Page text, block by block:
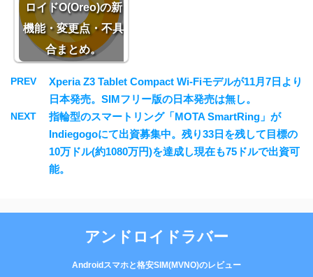
ロイドO(Oreo)の新
機能・変更点・不具
合まとめ。
PREV
Xperia Z3 Tablet Compact Wi-Fiモデルが11月7日より
日本発売。SIMフリー版の日本発売は無し。
NEXT
指輪型のスマートリング「MOTA SmartRing」が
Indiegogoにて出資募集中。残り33日を残して目標の
10万ドル(約1080万円)を達成し現在も75ドルで出資可
能。
アンドロイドラバー
Androidスマホと格安SIM(MVNO)のレビュー